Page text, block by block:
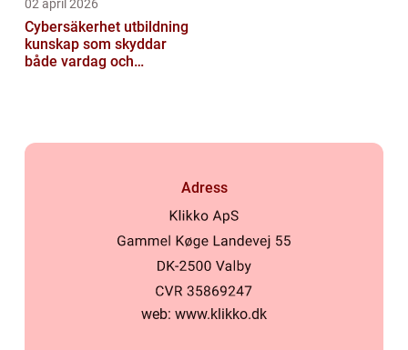
02 april 2026
Cybersäkerhet utbildning
kunskap som skyddar
både vardag och
Adress
web: www.klikko.dk